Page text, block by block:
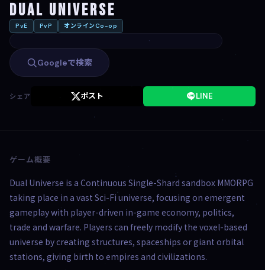
Dual Universe
PvE PvP オンラインCo-op
Googleで検索
シェア ポスト LINE
ゲーム概要
Dual Universe is a Continuous Single-Shard sandbox MMORPG
taking place in a vast Sci-Fi universe, focusing on emergent
gameplay with player-driven in-game economy, politics,
trade and warfare. Players can freely modify the voxel-based
universe by creating structures, spaceships or giant orbital
stations, giving birth to empires and civilizations.